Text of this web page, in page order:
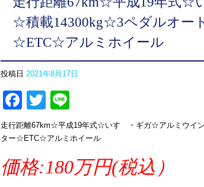
☆積載14300kg☆3ペダルオー
☆ETC☆アルミホイール
投稿日 2021年8月17日
Facebook
Twitter
走行距離67km☆平成19年式☆いすゞ・ギガ☆アルミウイ
ター☆ETC☆アルミホイール
価格:180万円(税込）